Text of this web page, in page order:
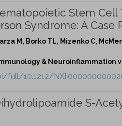
Stem Cell
Syndrome: A Case
M, Borko TL, Mizenko C,
& Neuroinflammation
full/10.1212/
S-